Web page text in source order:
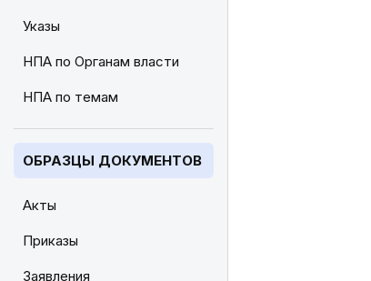
Указы
НПА по Органам власти
НПА по темам
ОБРАЗЦЫ ДОКУМЕНТОВ
Акты
Приказы
Заявления